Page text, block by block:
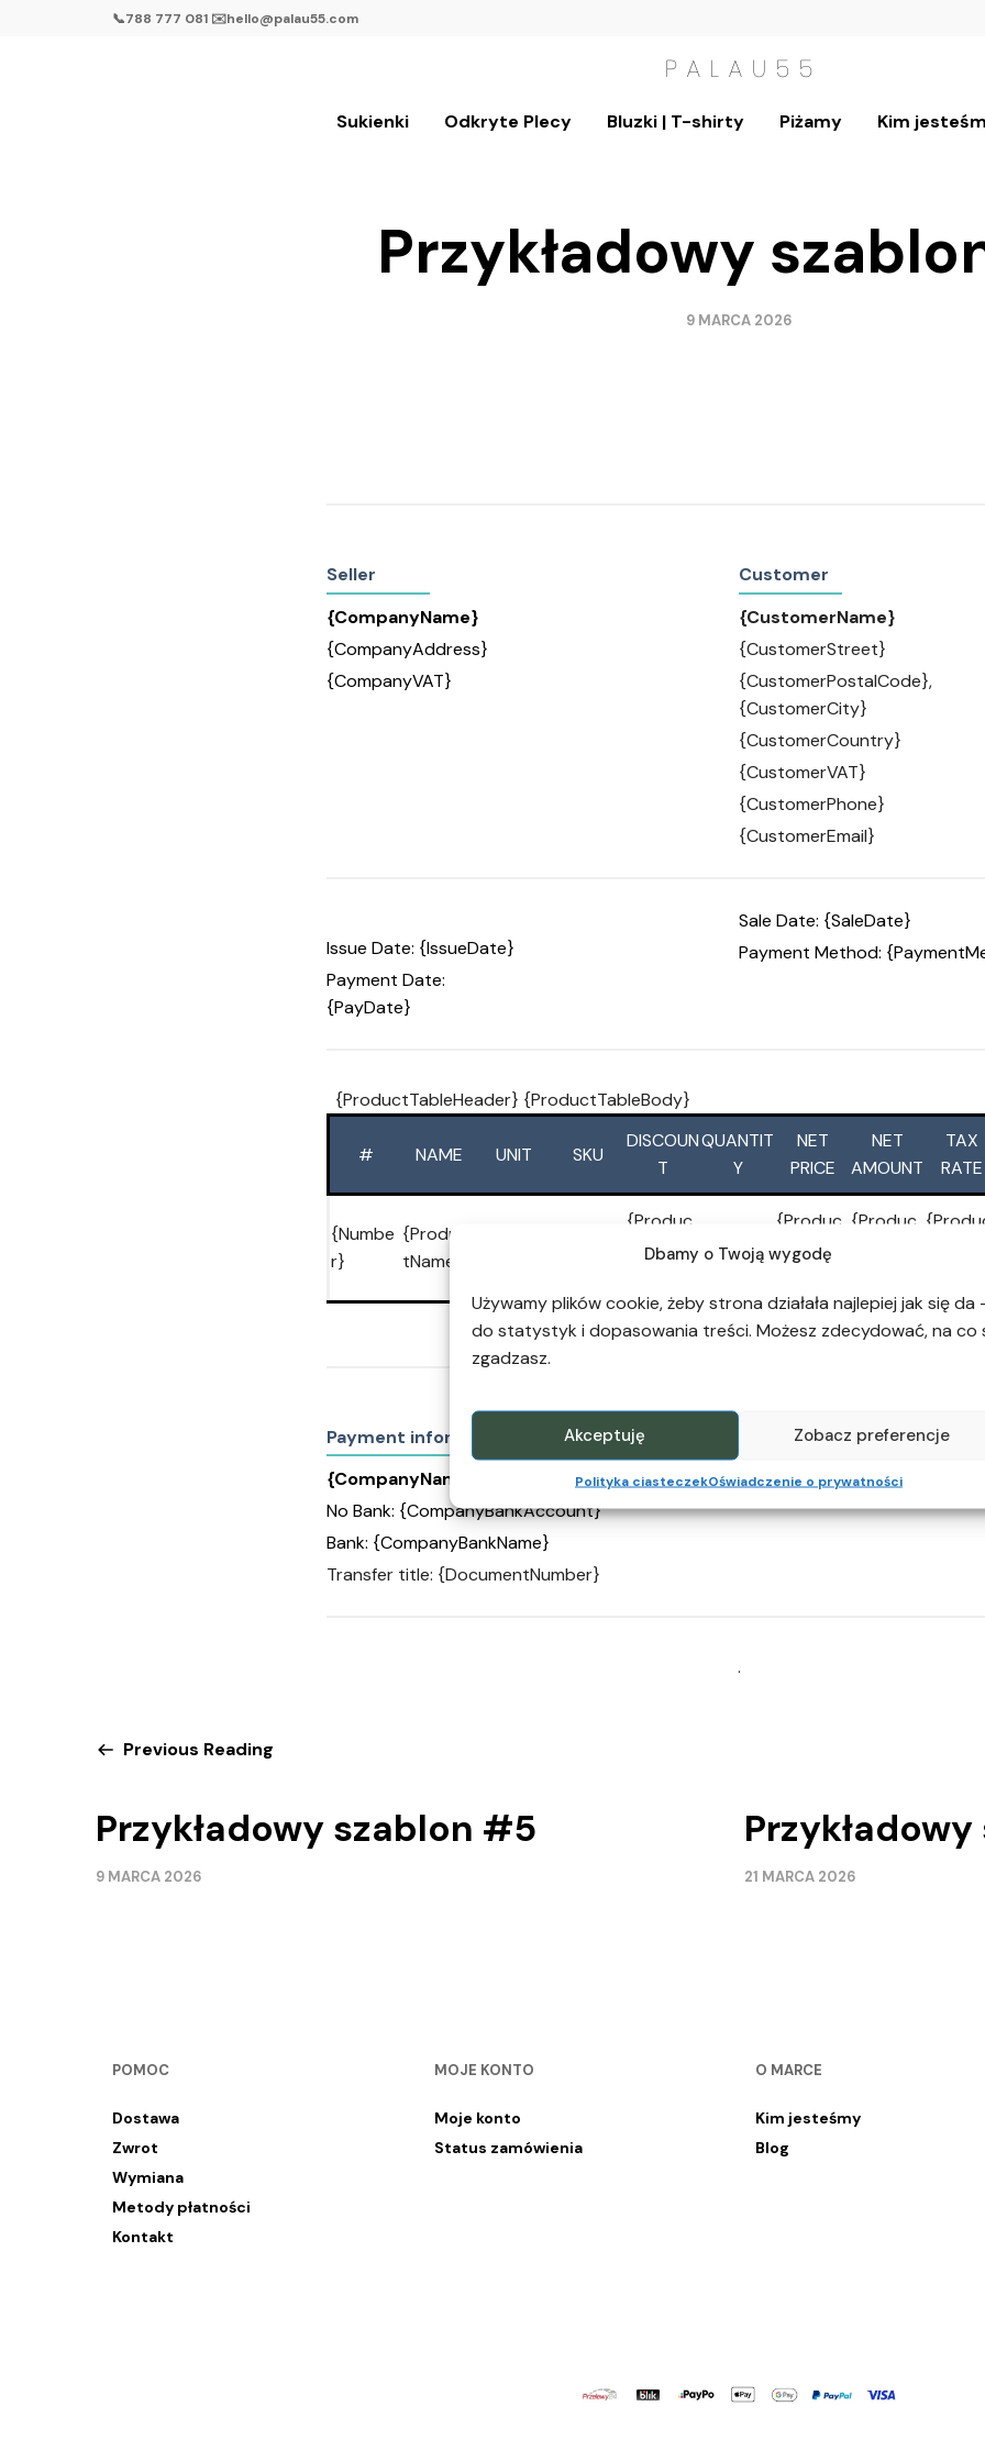
Dbamy o Twoją wygodę
Używamy plików cookie, żeby strona działała najlepiej jak się da
do statystyk i dopasowania treści. Możesz zdecydować, na co
zgadzasz.
Akceptuję Zobacz preferencje
Polityka ciasteczekOświadczenie o prywatności
📞788 777 081 ✉️hello@palau55.com
Sukienki Odkryte Plecy Bluzki | T-shirty Piżamy Kim
Przykładowy
9 MARCA 2026
Seller
{CompanyName}
{CompanyAddress}
{CompanyVAT}
Customer
{CustomerName}
{CustomerStreet}
{CustomerPostalCode},
{CustomerCity}
{CustomerCountry}
{CustomerVAT}
{CustomerPhone}
{CustomerEmail}
Issue Date: {IssueDate}
Payment Date:
{PayDate}
Sale Date: {SaleDate}
Payment Method:
{ProductTableHeader} {ProductTableBody}
# NAME UNIT SKU
DISCOUN
T
QUANTIT
Y
NET
PRICE
NET
AMOUNT
TAX
RATE
{Numbe
r}
{Produc
tName}
{Produc
tDiscoun
tQty}
{Produc
tNetPric
{Produc
Payment information
{CompanyName}
No Bank: {CompanyBankAccount}
Bank: {CompanyBankName}
Transfer title: {DocumentNumber}
.
Previous Reading
Przykładowy szablon #5
9 MARCA 2026 21 MARCA 2026
POMOC
Dostawa
Zwrot
Wymiana
Metody płatności
Kontakt
MOJE KONTO
Moje konto
Status zamówienia
O MARCE
Kim jesteśmy
Blog